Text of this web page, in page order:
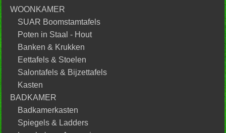
WOONKAMER
SUAR Boomstamtafels
Poten in Staal - Hout
Banken & Krukken
Eettafels & Stoelen
Salontafels & Bijzettafels
Kasten
BADKAMER
Badkamerkasten
Spiegels & Ladders